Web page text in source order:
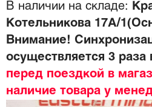
В наличии на складе:
Котельникова 17А/
Внимание!
осуществляется 3 раза
перед поездкой в
наличие товара у